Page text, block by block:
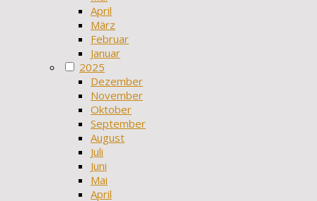
April
März
Februar
Januar
2025
Dezember
November
Oktober
September
August
Juli
Juni
Mai
April